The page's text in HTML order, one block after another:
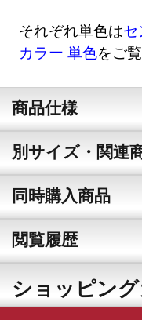
それぞれ単色は
カラー 単色をご
商品仕様
別サイズ・関連
同時購入商品
閲覧履歴
ショッピン